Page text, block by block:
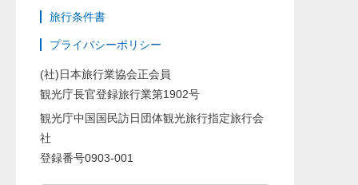
旅行条件書
プライバシーポリシー
(社)日本旅行業協会正会員
観光庁長官登録旅行業第1902号
観光庁中国国民訪日団体観光旅行指定旅行会
社
登録番号0903-001